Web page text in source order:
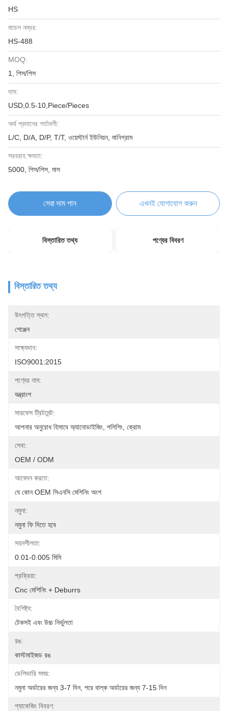
HS
মডেল নম্বর:
HS-488
MOQ:
1, পিস/পিস
দাম:
USD,0.5-10,Piece/Pieces
অর্থ প্রদানের শর্তাবলী:
L/C, D/A, D/P, T/T, ওয়েস্টার্ন ইউনিয়ন, মানিগ্রাম
সরবরাহ ক্ষমতা:
5000, পিস/পিস, মাস
সেরা দাম পান এখনই যোগাযোগ করুন
বিস্তারিত তথ্য পণ্যের বিবরণ
বিস্তারিত তথ্য
উৎপত্তি স্থল:
শেঞ্জেন
সাক্ষ্যদান:
ISO9001:2015
পণ্যের নাম:
যন্ত্রাংশ
সারফেস ট্রিটমেন্ট:
আপনার অনুরোধ হিসাবে অ্যানোডাইজিং, পলিশিং, ক্রোম
সেবা:
OEM / ODM
আবেদন করতে:
যে কোন OEM সিএনসি মেশিনিং অংশ
নমুনা:
নমুনা ফি দিতে হবে
সহনশীলতা:
0.01-0.005 মিমি
প্রক্রিয়া:
Cnc মেশিনিং + Deburrs
বৈশিষ্ট্য:
টেকসই এবং উচ্চ নির্ভুলতা
রঙ:
কাস্টমাইজড রঙ
ডেলিভারি সময়:
নমুনা অর্ডারের জন্য 3-7 দিন, পরে বাল্ক অর্ডারের জন্য 7-15 দিন
প্যাকেজিং বিবরণ: